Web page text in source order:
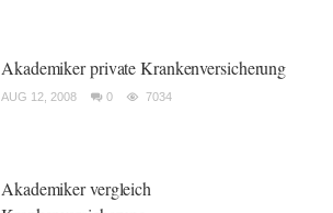
Akademiker private Krankenversicherung
AUG 12, 2008 0 7034
Akademiker vergleich